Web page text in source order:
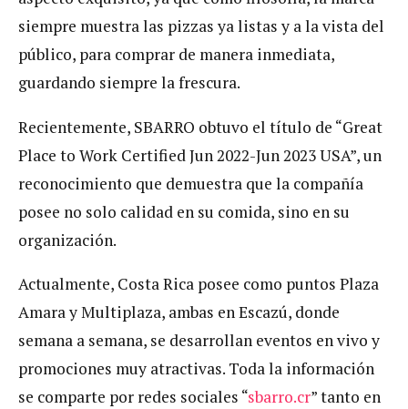
siempre muestra las pizzas ya listas y a la vista del
público, para comprar de manera inmediata,
guardando siempre la frescura.
Recientemente, SBARRO obtuvo el título de “Great
Place to Work Certified Jun 2022-Jun 2023 USA”, un
reconocimiento que demuestra que la compañía
posee no solo calidad en su comida, sino en su
organización.
Actualmente, Costa Rica posee como puntos Plaza
Amara y Multiplaza, ambas en Escazú, donde
semana a semana, se desarrollan eventos en vivo y
promociones muy atractivas. Toda la información
se comparte por redes sociales “sbarro.cr” tanto en